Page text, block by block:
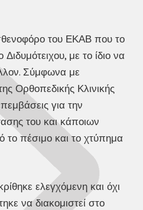
του ΕΚΑΒ που το
με το ίδιο να
Σύμφωνα με
Ορθοπεδικής Κλινικής
για την
του και κάποιων
το πέσιμο και το χτύπημα
ελεγχόμενη και όχι
να διακομιστεί στο